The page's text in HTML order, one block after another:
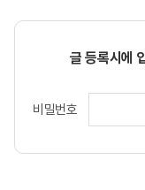
글 등록시에
비밀번호